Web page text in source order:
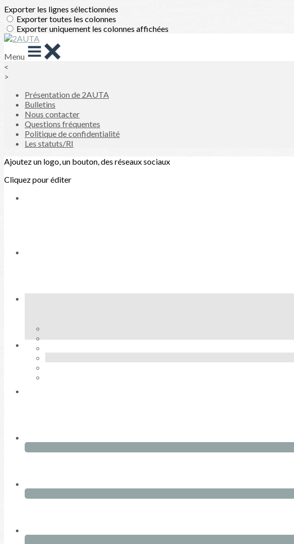
Exporter les lignes sélectionnées
Exporter toutes les colonnes
Exporter uniquement les colonnes affichées
Menu
<
>
Présentation de 2AUTA
Bulletins
Nous contacter
Questions fréquentes
Politique de confidentialité
Les statuts/RI
Ajoutez un logo, un bouton, des réseaux sociaux
Cliquez pour éditer